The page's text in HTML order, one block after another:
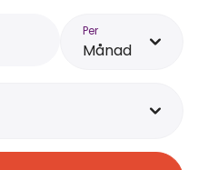
Per
Månad